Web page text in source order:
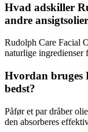
Hvad adskiller
andre
Rudolph Care Facial
naturlige
Hvordan bruges
bedst?
Påfør et par dråber
den absorberes